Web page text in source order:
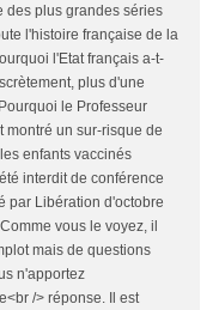
des plus grandes séries
l'histoire française de la
l'Etat français a-t-
plus d'une
le Professeur
montré un sur-risque de
enfants vaccinés
interdit de conférence
par Libération d'octobre
vous le voyez, il
mais de questions
n'apportez
/> réponse. Il est